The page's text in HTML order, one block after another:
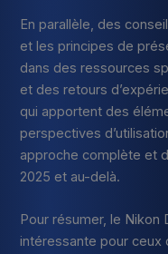
En parallèle, des
et les principes de
dans des ressources
et des retours
qui apportent des
perspectives
approche complète et
2025 et au-delà.
Pour résumer, le
intéressante pour ceux